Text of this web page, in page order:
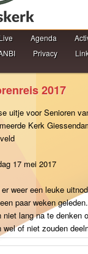
inhoud
inhoud
Live Agenda
Privacy
2017
uitje voor Senioren
Kerk
17 mei 2017
weer een leuke
paar weken
niet lang na te denken
wel of niet zouden